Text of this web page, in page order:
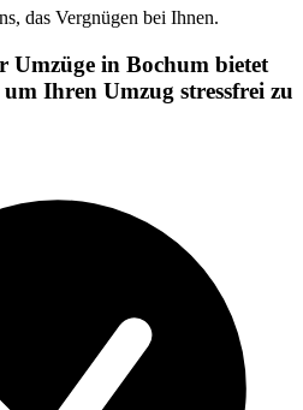
das Vergnügen bei Ihnen.
Umzüge in Bochum bietet
Ihren Umzug stressfrei zu